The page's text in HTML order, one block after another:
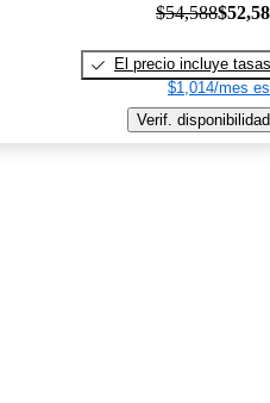
$54,588
El precio incluye tasas
$1,014/mes
Verif. disponibilidad